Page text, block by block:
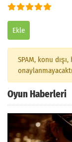
Arama
Ekle
SPAM, konu
Oyun Haberleri